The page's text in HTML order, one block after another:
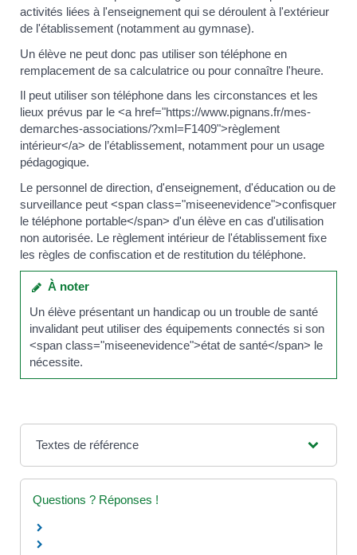
activités liées à l'enseignement qui se déroulent à l'extérieur
de l'établissement (notamment au gymnase).
Un élève ne peut donc pas utiliser son téléphone en
remplacement de sa calculatrice ou pour connaître l'heure.
Il peut utiliser son téléphone dans les circonstances et les
lieux prévus par le <a href="https://www.pignans.fr/mes-
demarches-associations/?xml=F1409">règlement
intérieur</a> de l’établissement, notamment pour un usage
pédagogique.
Le personnel de direction, d'enseignement, d'éducation ou de
surveillance peut <span class="miseenevidence">confisquer
le téléphone portable</span> d'un élève en cas d'utilisation
non autorisée. Le règlement intérieur de l'établissement fixe
les règles de confiscation et de restitution du téléphone.
À noter
Un élève présentant un handicap ou un trouble de santé
invalidant peut utiliser des équipements connectés si son
<span class="miseenevidence">état de santé</span> le
nécessite.
Textes de référence
Questions ? Réponses !